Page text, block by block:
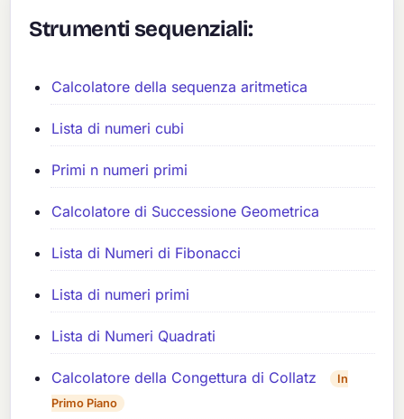
Strumenti sequenziali:
Calcolatore della sequenza aritmetica
Lista di numeri cubi
Primi n numeri primi
Calcolatore di Successione Geometrica
Lista di Numeri di Fibonacci
Lista di numeri primi
Lista di Numeri Quadrati
Calcolatore della Congettura di Collatz
In
Primo Piano